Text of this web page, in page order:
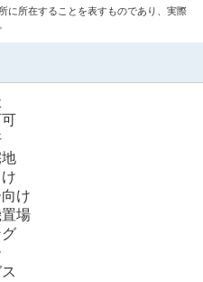
に所在することを表すものであり、実際
け
場